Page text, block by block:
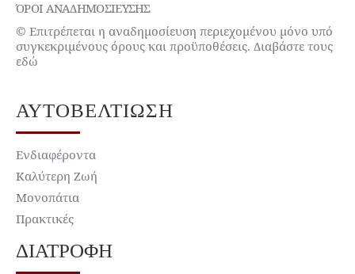
ΌΡΟΙ ΑΝΑΔΗΜΟΣΙΕΥΣΗΣ
© Επιτρέπεται η αναδημοσίευση περιεχομένου μόνο υπό
συγκεκριμένους όρους και προϋποθέσεις. Διαβάστε τους
εδώ
ΑΥΤΟΒΕΛΤΊΩΣΗ
Ενδιαφέροντα
Καλύτερη Ζωή
Μονοπάτια
Πρακτικές
ΔΙΑΤΡΟΦΉ